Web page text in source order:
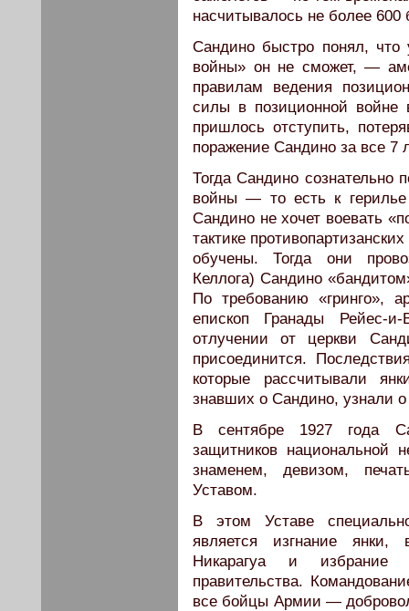
насчитывалось не более 600
Сандино быстро понял, что
войны» он не сможет, —
правилам ведения
силы в позиционной
пришлось отступить,
поражение Сандино за все 7
Тогда Сандино сознательно
войны — то есть к герилье
Сандино не хочет воевать
тактике
обучены. Тогда они
Келлога) Сандино
По требованию «гринго»,
епископ Гранады Рейес-
отлучении от церкви
присоединится.
которые рассчитывали
знавших о Сандино, узнали
В сентябре 1927 года
защитников национальной
знаменем, девизом,
Уставом.
В этом Уставе
является изгнание янки,
Никарагуа и избрание
правительства.
все бойцы Армии —